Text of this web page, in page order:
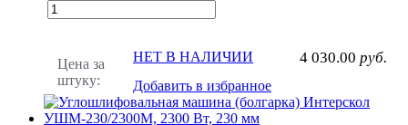
Цена за
штуку:
4 030.00 руб.
НЕТ В НАЛИЧИИ
Добавить в избранное